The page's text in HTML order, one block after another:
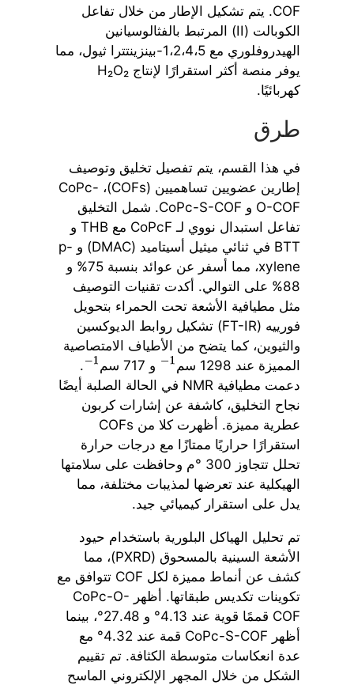
COF. يتم تشكيل الإطار من خلال تفاعل
الكوبالت (II) المرتبط بالفثالوسيانين
الهيدروفلوري مع 1،2،4،5-بينزينتترا ثيول، مما
يوفر منصة أكثر استقرارًا لإنتاج H₂O₂
كهربائيًا.
طرق
في هذا القسم، يتم تفصيل تخليق وتوصيف
إطارين عضويين تساهميين (COFs)، CoPc-
O-COF و CoPc-S-COF. شمل التخليق
تفاعل استبدال نووي لـ CoPcF مع THB و
BTT في ثنائي ميثيل أسيتاميد (DMAC) و p-
xylene، مما أسفر عن عوائد بنسبة 75% و
88% على التوالي. أكدت تقنيات التوصيف
مثل مطيافية الأشعة تحت الحمراء بتحويل
فورييه (FT-IR) تشكيل روابط الديوكسين
والثيوين، كما يتضح من الأطياف الامتصاصية
المميزة عند 1298 سم
−1 و 717 سم −1
.
دعمت مطيافية NMR في الحالة الصلبة أيضًا
نجاح التخليق، كاشفة عن إشارات كربون
عطرية مميزة. أظهرت كلا من COFs
استقرارًا حراريًا ممتازًا مع درجات حرارة
تحلل تتجاوز 300 °م وحافظت على سلامتها
الهيكلية عند تعرضها لمذيبات مختلفة، مما
يدل على استقرار كيميائي جيد.
تم تحليل الهياكل البلورية باستخدام حيود
الأشعة السينية بالمسحوق (PXRD)، مما
كشف عن أنماط مميزة لكل COF تتوافق مع
تكوينات تكديس طبقاتها. أظهر CoPc-O-
COF قممًا قوية عند 4.13° و 27.48°، بينما
أظهر CoPc-S-COF قمة عند 4.32° مع
عدة انعكاسات متوسطة الكثافة. تم تقييم
الشكل من خلال المجهر الإلكتروني الماسح